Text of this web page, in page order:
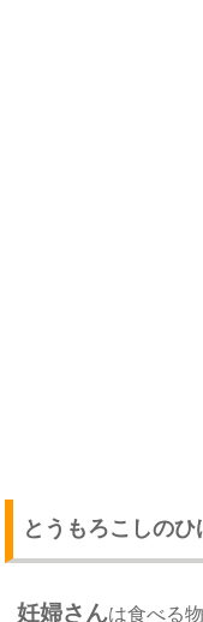
とうもろこしの
妊婦さんは食べる